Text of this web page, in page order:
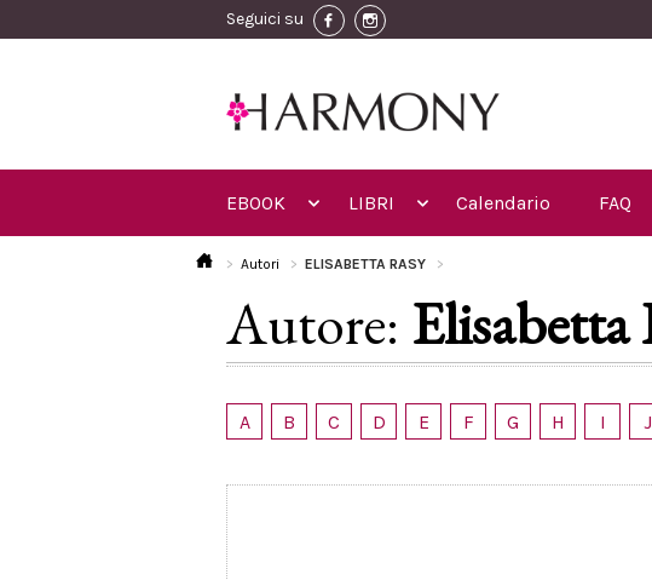
Seguici su
EBOOK LIBRI Calendario FAQ
Autori ELISABETTA RASY
Autore: Elisabetta
A B C D E F G H I J